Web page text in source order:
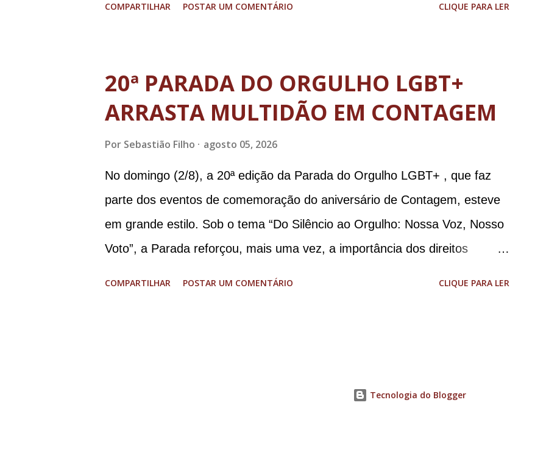
Augusto Heleno, ex-chefe do Gabinete de Segurança Institucional (GSI); o
tenente-coronel Mauro Cid, ex-ajudante de ordens de Bolsonaro (réu-
colaborador); o ex-presidente da República Jair Bolsonaro; o general
Paulo Sérgio Nogueira, ex-ministro da Defesa; e o general da reserva
Walter Braga Netto, ex-ministro da Casa Civil e da Defesa. A acusação
envolveu os crimes de tentativa de abolição violenta do Estado
Democrático de Direito, golpe de E...
COMPARTILHAR POSTAR UM COMENTÁRIO CLIQUE PARA LER
20ª PARADA DO ORGULHO LGBT+
ARRASTA MULTIDÃO EM CONTAGEM
Por Sebastião Filho agosto 05, 2026
No domingo (2/8), a 20ª edição da Parada do Orgulho LGBT+ , que faz
parte dos eventos de comemoração do aniversário de Contagem, esteve
em grande estilo. Sob o tema “Do Silêncio ao Orgulho: Nossa Voz, Nosso
Voto”, a Parada reforçou, mais uma vez, a importância dos direitos
evento cultural, a Parada LGBT+ é também um evento político. Nesse
COMPARTILHAR POSTAR UM COMENTÁRIO CLIQUE PARA LER
Tecnologia do Blogger